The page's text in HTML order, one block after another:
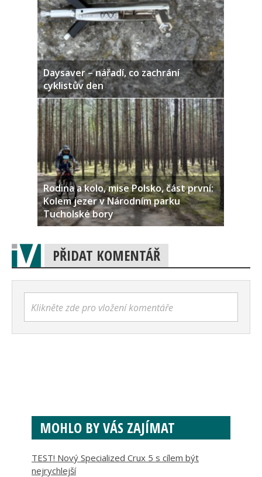
Daysaver – nářadí, co zachrání
cyklistův den
Rodina a kolo, mise Polsko, část první:
Kolem jezer v Národním parku
Tucholské bory
PŘIDAT KOMENTÁŘ
Klikněte zde pro vložení komentáře
MOHLO BY VÁS ZAJÍMAT
TEST! Nový Specialized Crux 5 s cílem být
nejrychlejší